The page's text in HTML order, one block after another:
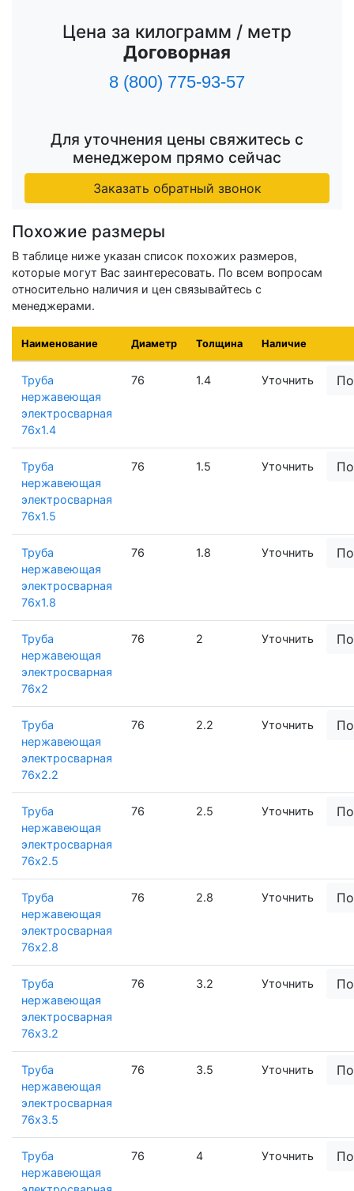
Цена за килограмм / метр
Договорная
8 (800) 775-93-57
Для уточнения цены свяжитесь с
менеджером прямо сейчас
Заказать обратный звонок
Похожие размеры
В таблице ниже указан список похожих размеров,
которые могут Вас заинтересовать. По всем вопросам
относительно наличия и цен связывайтесь с
менеджерами.
Наименование Диаметр Толщина Наличие
Труба
нержавеющая
электросварная
76х1.4
76 1.4 Уточнить
Труба
нержавеющая
электросварная
76х1.5
76 1.5 Уточнить
Труба
нержавеющая
электросварная
76х1.8
76 1.8 Уточнить
Труба
нержавеющая
электросварная
76х2
76 2 Уточнить
Труба
нержавеющая
электросварная
76х2.2
76 2.2 Уточнить
Труба
нержавеющая
электросварная
76х2.5
76 2.5 Уточнить
Труба
нержавеющая
электросварная
76х2.8
76 2.8 Уточнить
Труба
нержавеющая
электросварная
76х3.2
76 3.2 Уточнить
Труба
нержавеющая
электросварная
76х3.5
76 3.5 Уточнить
Труба
нержавеющая
76 4 Уточнить